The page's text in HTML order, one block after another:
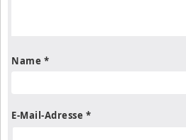
Name *
E-Mail-Adresse *